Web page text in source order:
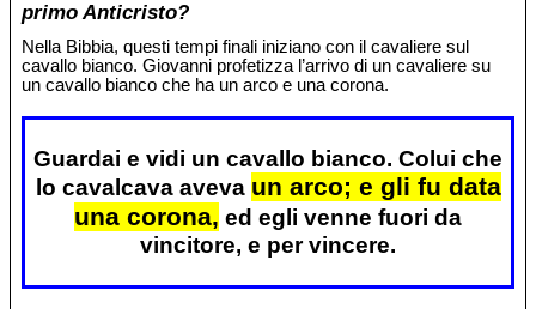
primo Anticristo?
Nella Bibbia, questi tempi finali iniziano con il cavaliere sul
cavallo bianco. Giovanni profetizza l’arrivo di un cavaliere su
un cavallo bianco che ha un arco e una corona.
Guardai e vidi un cavallo bianco. Colui che
lo cavalcava aveva un arco; e gli fu data
una corona, ed egli venne fuori da
vincitore, e per vincere.